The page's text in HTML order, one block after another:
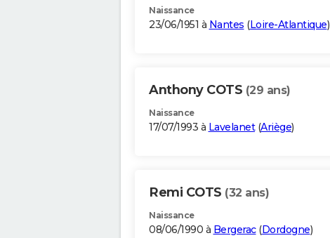
Naissance
23/06/1951 à Nantes (Loire-Atlantique)
Anthony COTS (29 ans)
Naissance
17/07/1993 à Lavelanet(Ariège)
Remi COTS (32 ans)
Naissance
08/06/1990 à Bergerac(Dordogne)